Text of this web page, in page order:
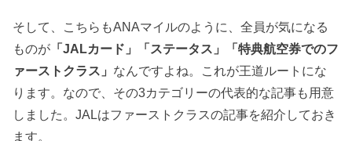
そして、こちらもANAマイルのように、全員が気になる
ものが 「JALカード」「ステータス」「特典航空券でのフ
ァーストクラス」 なんですよね。これが王道ルートにな
ります。なので、その3カテゴリーの代表的な記事も用意
しました。JALはファーストクラスの記事を紹介しておき
ます。